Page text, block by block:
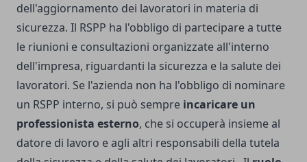
dell'aggiornamento dei lavoratori in materia di
sicurezza. Il RSPP ha l'obbligo di partecipare a tutte
le riunioni e consultazioni organizzate all'interno
dell'impresa, riguardanti la sicurezza e la salute dei
lavoratori. Se l'azienda non ha l'obbligo di nominare
un RSPP interno, si può sempre incaricare un
professionista esterno, che si occuperà insieme al
datore di lavoro e agli altri responsabili della tutela